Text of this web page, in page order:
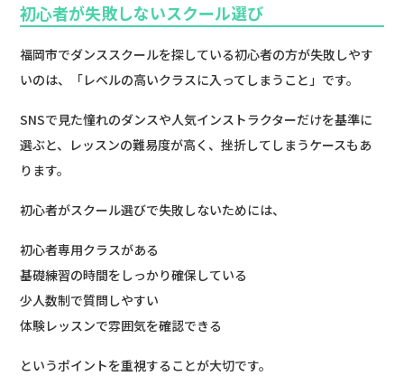
初心者が失敗しないスクール選び
福岡市でダンススクールを探している初心者の方が失敗しやす
いのは、「レベルの高いクラスに入ってしまうこと」です。
SNSで見た憧れのダンスや人気インストラクターだけを基準に
選ぶと、レッスンの難易度が高く、挫折してしまうケースもあ
ります。
初心者がスクール選びで失敗しないためには、
初心者専用クラスがある
基礎練習の時間をしっかり確保している
少人数制で質問しやすい
体験レッスンで雰囲気を確認できる
というポイントを重視することが大切です。